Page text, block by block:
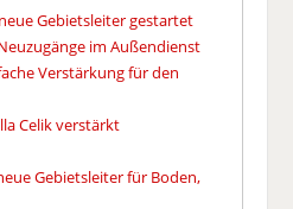
Gebietsleiter gestartet
im Außendienst
Verstärkung für den
Celik verstärkt
Gebietsleiter für Boden,